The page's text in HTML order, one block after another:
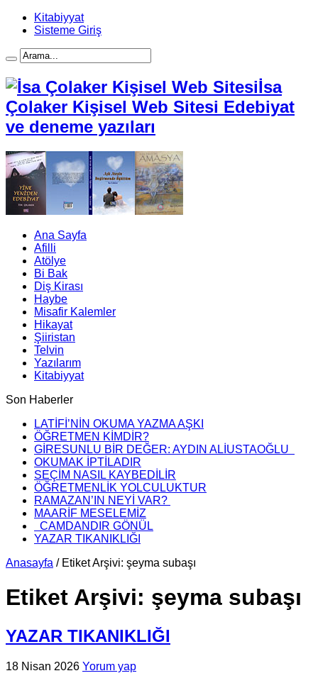
Kitabiyyat
Sisteme Giriş
İsa
Çolaker Kişisel Web Sitesi Edebiyat
ve deneme yazıları
Ana Sayfa
Afilli
Atölye
Bi Bak
Diş Kirası
Haybe
Misafir Kalemler
Hikayat
Şiiristan
Telvin
Yazılarım
Kitabiyyat
Son Haberler
LATİFİ’NİN OKUMA YAZMA AŞKI
ÖĞRETMEN KİMDİR?
GİRESUNLU BİR DEĞER: AYDIN ALİUSTAOĞLU
OKUMAK İPTİLADIR
SEÇİM NASIL KAYBEDİLİR
ÖĞRETMENLİK YOLCULUKTUR
RAMAZAN’IN NEYİ VAR?
MAARİF MESELEMİZ
CAMDANDIR GÖNÜL
YAZAR TIKANIKLIĞI
Anasayfa / Etiket Arşivi: şeyma subaşı
Etiket Arşivi: şeyma subaşı
YAZAR TIKANIKLIĞI
18 Nisan 2026 Yorum yap